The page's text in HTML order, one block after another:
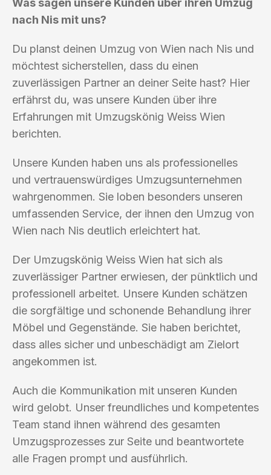
Was sagen unsere Kunden über ihren Umzug
nach Nis mit uns?
Du planst deinen Umzug von Wien nach Nis und
möchtest sicherstellen, dass du einen
zuverlässigen Partner an deiner Seite hast? Hier
erfährst du, was unsere Kunden über ihre
Erfahrungen mit Umzugskönig Weiss Wien
berichten.
Unsere Kunden haben uns als professionelles
und vertrauenswürdiges Umzugsunternehmen
wahrgenommen. Sie loben besonders unseren
umfassenden Service, der ihnen den Umzug von
Wien nach Nis deutlich erleichtert hat.
Der Umzugskönig Weiss Wien hat sich als
zuverlässiger Partner erwiesen, der pünktlich und
professionell arbeitet. Unsere Kunden schätzen
die sorgfältige und schonende Behandlung ihrer
Möbel und Gegenstände. Sie haben berichtet,
dass alles sicher und unbeschädigt am Zielort
angekommen ist.
Auch die Kommunikation mit unseren Kunden
wird gelobt. Unser freundliches und kompetentes
Team stand ihnen während des gesamten
Umzugsprozesses zur Seite und beantwortete
alle Fragen prompt und ausführlich.